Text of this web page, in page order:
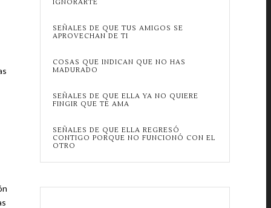
IGNORARTE
SEÑALES DE QUE TUS AMIGOS SE
APROVECHAN DE TI
COSAS QUE INDICAN QUE NO HAS
MADURADO
SEÑALES DE QUE ELLA YA NO QUIERE
FINGIR QUE TE AMA
SEÑALES DE QUE ELLA REGRESÓ
CONTIGO PORQUE NO FUNCIONÓ CON EL
OTRO